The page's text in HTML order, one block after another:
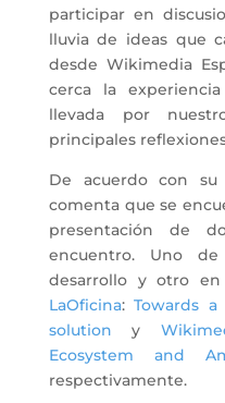
participar en
lluvia de ideas que
desde Wikimedia
cerca la
llevada por
principales
De acuerdo con su
comenta que se
presentación de
encuentro. Uno
desarrollo y otro en
LaOficina:Towards
solution y
Ecosystem and
respectivamente.